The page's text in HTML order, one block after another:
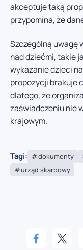
akceptuje taką
przypomina, że
Szczególną uwagę
nad dziećmi, takie
wykazanie dzieci
propozycji brakuje
dlatego, że
zaświadczeniu nie
krajowym.
Tagi: dokumenty
urząd skarbowy